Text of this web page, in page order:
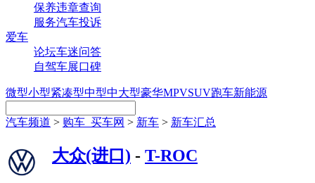
保养违章查询
服务汽车投诉
爱车
论坛车迷问答
自驾车展口碑
微型小型紧凑型中型中大型豪华MPVSUV跑车新能源
汽车频道 > 购车_买车网 > 新车 > 新车汇总
大众(进口) - T-ROC